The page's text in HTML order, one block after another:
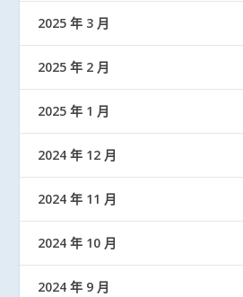
2025 年 3 月
2025 年 2 月
2025 年 1 月
2024 年 12 月
2024 年 11 月
2024 年 10 月
2024 年 9 月